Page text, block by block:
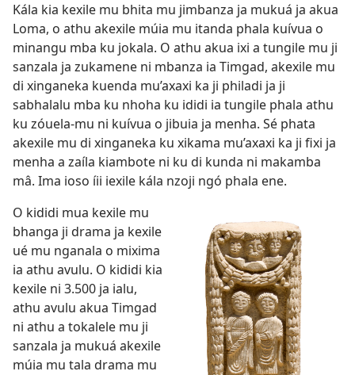
Kála kia kexile mu bhita mu jimbanza ja mukuá ja akua
Loma, o athu akexile múia mu itanda phala kuívua o
minangu mba ku jokala. O athu akua ixi a tungile mu ji
sanzala ja zukamene ni mbanza ia Timgad, akexile mu
di xinganeka kuenda mu’axaxi ka ji philadi ja ji
sabhalalu mba ku nhoha ku ididi ia tungile phala athu
ku zóuela-mu ni kuívua o jibuia ja menha. Sé phata
akexile mu di xinganeka ku xikama mu’axaxi ka ji fixi ja
menha a zaíla kiambote ni ku di kunda ni makamba
mâ. Ima ioso íii iexile kála nzoji ngó phala ene.
O kididi mua kexile mu
bhanga ji drama ja kexile
ué mu nganala o mixima
ia athu avulu. O kididi kia
kexile ni 3.500 ja ialu,
athu avulu akua Timgad
ni athu a tokalele mu ji
sanzala ja mukuá akexile
múia mu tala drama mu